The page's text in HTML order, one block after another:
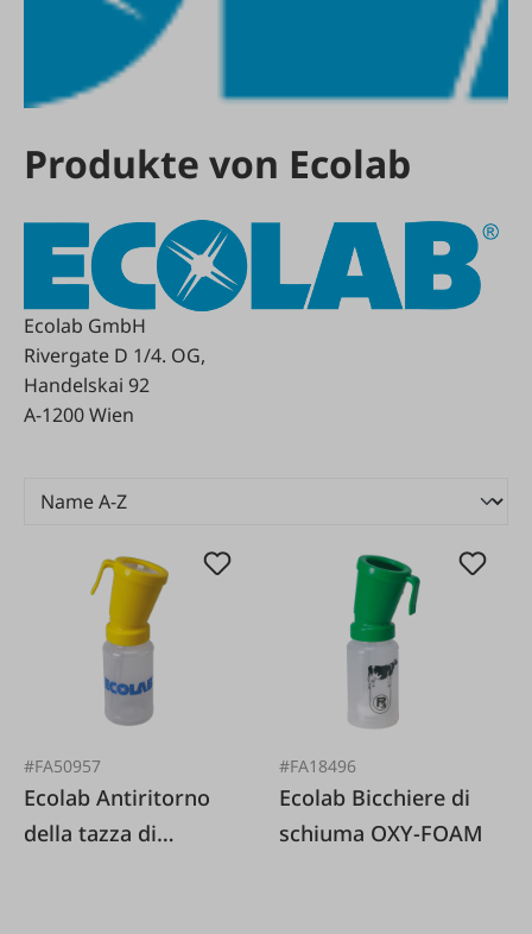
Produkte von Ecolab
Ecolab GmbH
Rivergate D 1/4. OG,
Handelskai 92
A-1200 Wien
#FA50957
Ecolab Antiritorno
della tazza di
#FA18496
Ecolab Bicchiere di
schiuma OXY-FOAM